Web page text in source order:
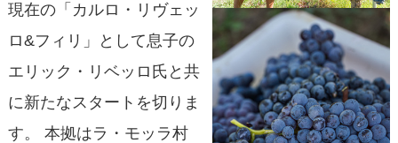
現在の「カルロ・リヴェッ
ロ&フィリ」として息子の
エリック・リベッロ氏と共
に新たなスタートを切りま
す。 本拠はラ・モッラ村